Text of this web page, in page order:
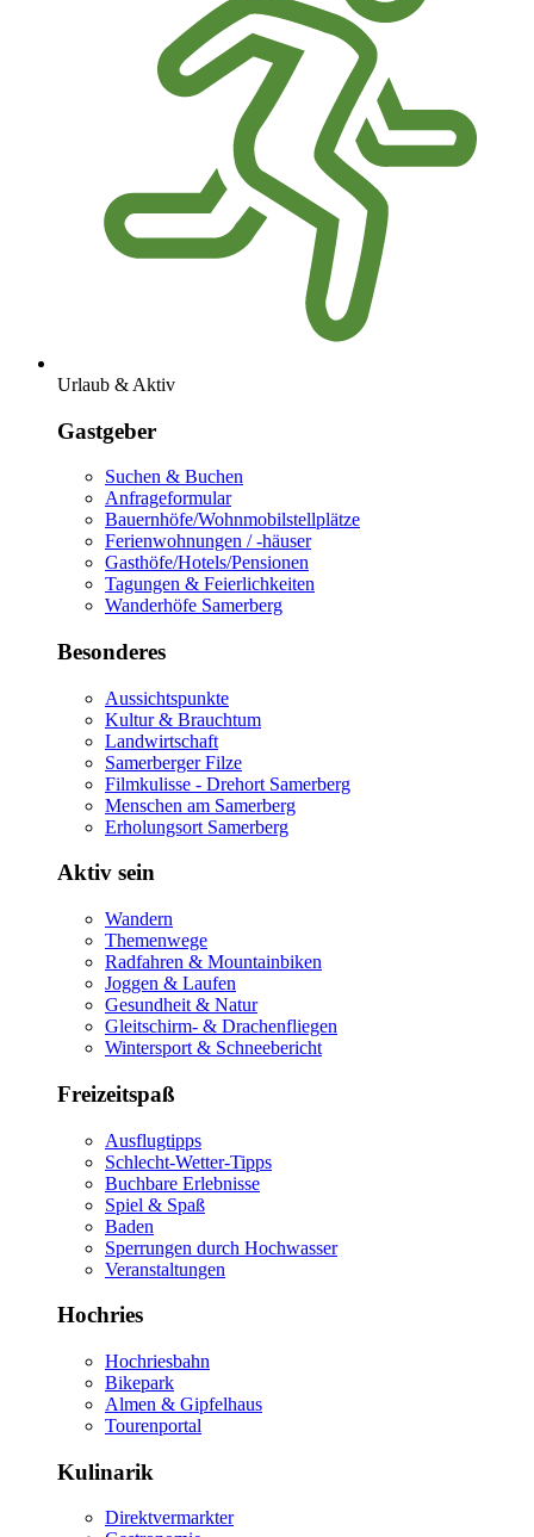
Urlaub & Aktiv
Gastgeber
Suchen & Buchen
Anfrageformular
Bauernhöfe/Wohnmobilstellplätze
Ferienwohnungen / -häuser
Gasthöfe/Hotels/Pensionen
Tagungen & Feierlichkeiten
Wanderhöfe Samerberg
Besonderes
Aussichtspunkte
Kultur & Brauchtum
Landwirtschaft
Samerberger Filze
Filmkulisse - Drehort Samerberg
Menschen am Samerberg
Erholungsort Samerberg
Aktiv sein
Wandern
Themenwege
Radfahren & Mountainbiken
Joggen & Laufen
Gesundheit & Natur
Gleitschirm- & Drachenfliegen
Wintersport & Schneebericht
Freizeitspaß
Ausflugtipps
Schlecht-Wetter-Tipps
Buchbare Erlebnisse
Spiel & Spaß
Baden
Sperrungen durch Hochwasser
Veranstaltungen
Hochries
Hochriesbahn
Bikepark
Almen & Gipfelhaus
Tourenportal
Kulinarik
Direktvermarkter